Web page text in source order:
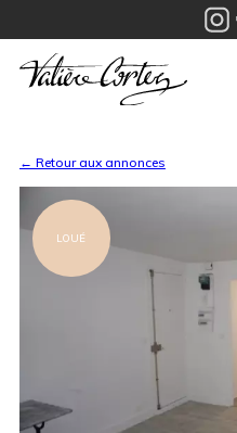
← Retour aux annonces
LOUÉ